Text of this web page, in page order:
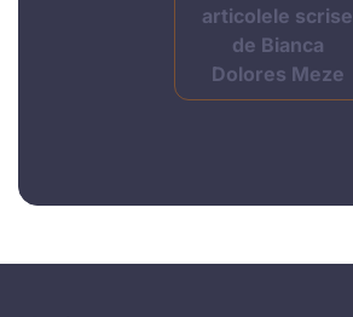
articolele scrise
de Bianca
Dolores Meze